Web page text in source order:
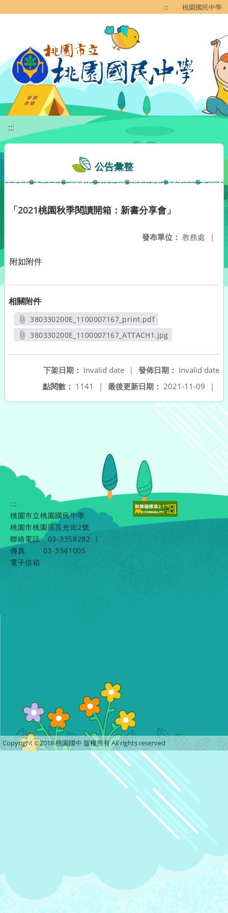
::: 桃園國民中學
:::
公告彙整
「2021桃園秋季閱讀開箱：新書分享會」
發布單位： 教務處 |
附如附件
相關附件
380330200E_1100007167_print.pdf
另開新視窗
380330200E_1100007167_ATTACH1.jpg
發佈日期： Invalid date
下架日期： Invalid date
|
最後更新日期： 2021-11-09 |
點閱數： 1141 |
:::
桃園市立桃園國民中學
桃園市桃園區莒光街2號
聯絡電話
03-3358282
|
傳真
03-3341005
電子信箱
Copyright ©2018 桃園國中 版權所有 All rights reserved